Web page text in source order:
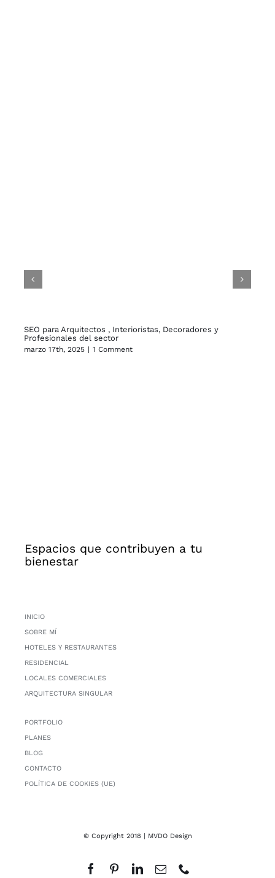
SEO para Arquitectos , Interioristas, Decoradores y
Profesionales del sector
marzo 17th, 2025 | 1 Comment
Espacios que contribuyen a tu
bienestar
INICIO
SOBRE MÍ
HOTELES Y RESTAURANTES
RESIDENCIAL
LOCALES COMERCIALES
ARQUITECTURA SINGULAR
PORTFOLIO
PLANES
BLOG
CONTACTO
POLÍTICA DE COOKIES (UE)
© Copyright 2018 | MVDO Design